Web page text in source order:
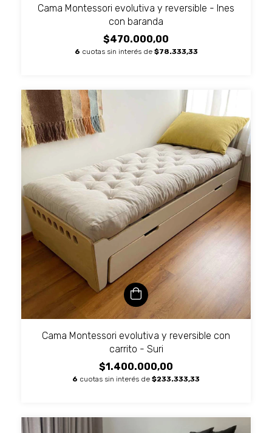
Cama Montessori evolutiva y reversible - Ines
con baranda
$470.000,00
6 cuotas sin interés de $78.333,33
Cama Montessori evolutiva y reversible con
carrito - Suri
$1.400.000,00
6 cuotas sin interés de $233.333,33